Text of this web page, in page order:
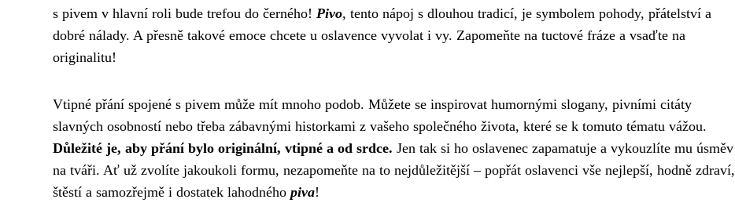
s pivem v hlavní roli bude trefou do černého! Pivo, tento nápoj s dlouhou tradicí, je symbolem pohody, přátelství a
dobré nálady. A přesně takové emoce chcete u oslavence vyvolat i vy. Zapomeňte na tuctové fráze a vsaďte na
originalitu!
Vtipné přání spojené s pivem může mít mnoho podob. Můžete se inspirovat humornými slogany, pivními citáty
slavných osobností nebo třeba zábavnými historkami z vašeho společného života, které se k tomuto tématu vážou.
Důležité je, aby přání bylo originální, vtipné a od srdce. Jen tak si ho oslavenec zapamatuje a vykouzlíte mu úsměv
na tváři. Ať už zvolíte jakoukoli formu, nezapomeňte na to nejdůležitější – popřát oslavenci vše nejlepší, hodně zdraví,
štěstí a samozřejmě i dostatek lahodného piva!